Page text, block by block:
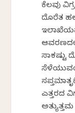
ಕೆಲವು
ದೊರೆತ
ಸಾಕಷ್ಟು
ಎತ್ತರದ